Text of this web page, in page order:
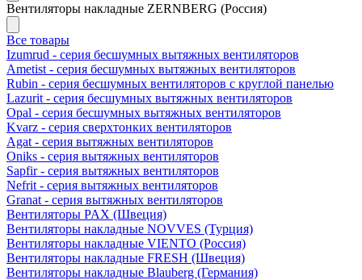
Вентиляторы накладные ZERNBERG (Россия)
Все товары
Izumrud - серия бесшумных вытяжных вентиляторов
Ametist - серия бесшумных вытяжных вентиляторов
Rubin - серия бесшумных вентиляторов с круглой панелью
Lazurit - серия бесшумных вытяжных вентиляторов
Opal - серия бесшумных вытяжных вентиляторов
Kvarz - серия сверхтонких вентиляторов
Agat - серия вытяжных вентиляторов
Oniks - серия вытяжных вентиляторов
Sapfir - серия вытяжных вентиляторов
Nefrit - серия вытяжных вентиляторов
Granat - серия вытяжных вентиляторов
Вентиляторы PAX (Швеция)
Вентиляторы накладные NOVVES (Турция)
Вентиляторы накладные VIENTO (Россия)
Вентиляторы накладные FRESH (Швеция)
Вентиляторы накладные Blauberg (Германия)